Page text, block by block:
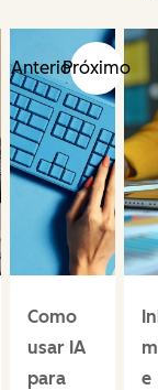
AnteriorPróximo
Como
usar IA
para
e